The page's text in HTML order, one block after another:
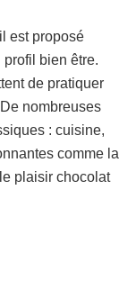
est proposé
profil bien être.
de pratiquer
nombreuses
: cuisine,
comme la
plaisir chocolat